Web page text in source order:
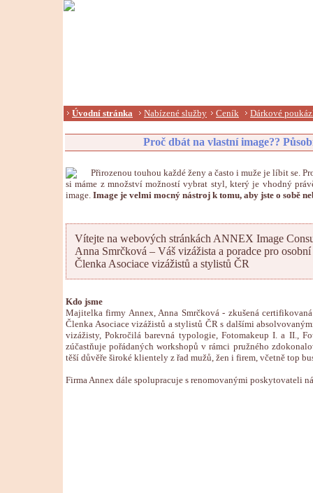
Úvodní stránka Nabízené služby Ceník Dárkové
Proč dbát na vlastní image??
Přirozenou touhou každé ženy a často i muže je líbit se.
si máme z množství možností vybrat styl, který je vhodný
image. Image je velmi mocný nástroj k tomu, aby jste o sobě
Vítejte na webových stránkách ANNEX Image
Anna Smrčková – Váš vizážista a poradce pro
Členka Asociace vizážistů a stylistů ČR
Kdo jsme
Majitelka firmy Annex, Anna Smrčková - zkušená
Členka Asociace vizážistů a stylistů ČR s dalšími
vizážisty, Pokročilá barevná typologie, Fotomakeup I. a II.,
zúčastňuje pořádaných workshopů v rámci pružného
těší důvěře široké klientely z řad mužů, žen i firem, včetně top
Firma Annex dále spolupracuje s renomovanými poskytovateli